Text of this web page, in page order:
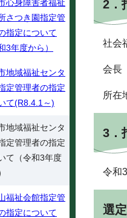
2．
社会
会
所在
3．
令和
選
心身障害者福祉
さつき園指定管
指定について
3年度から）
地域福祉センタ
定管理者の指定
て(R8.4.1～)
地域福祉センタ
定管理者の指定
て（令和3年度
福祉会館指定管
指定について